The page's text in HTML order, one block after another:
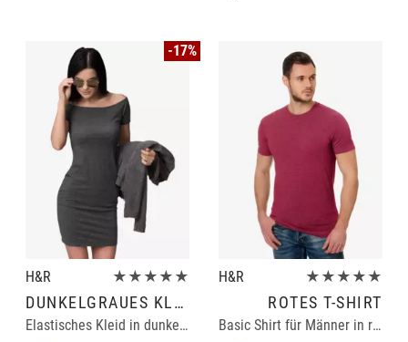
H&R ★★★★★
DUNKELGRAUES KLEID
Elastisches Kleid in dunkelgrau
-17%
H&R ★★★★★
ROTES T-SHIRT
Basic Shirt für Männer in rot